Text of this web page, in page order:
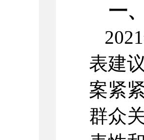
一
表建
案紧
群众